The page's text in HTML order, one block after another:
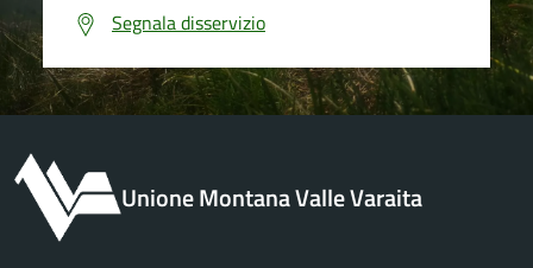
Segnala disservizio
Unione Montana Valle Varaita